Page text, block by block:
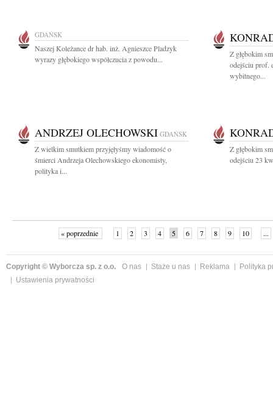
GDAŃSK
Naszej Koleżance dr hab. inż. Agnieszce Pladzyk
wyrazy głębokiego współczucia z powodu...
Z głębokim
odejściu prof.
wybitnego...
ANDRZEJ OLECHOWSKI GDAŃSK
Z wielkim smutkiem przyjęłyśmy wiadomość o
śmierci Andrzeja Olechowskiego ekonomisty,
polityka i...
Z głębokim
odejściu 23
« poprzednie 1 2 3 4 5 6 7 8 9 10 ...
Copyright © Wyborcza sp. z o.o. O nas Staże u nas Reklama
Polityka
Ustawienia prywatności